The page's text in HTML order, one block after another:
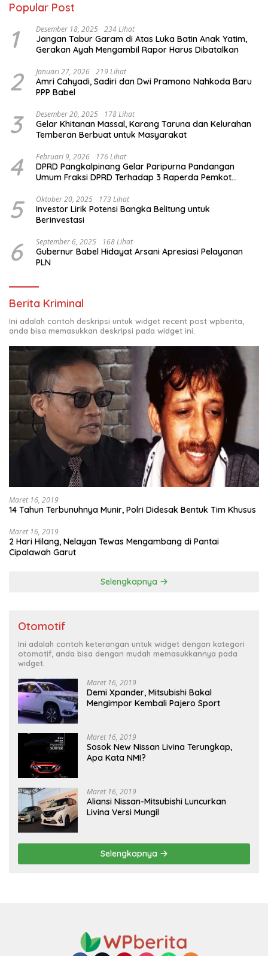
Popular Post
1 Desember 18, 2025 234 Lihat
Jangan Tabur Garam di Atas Luka Batin Anak Yatim,
Gerakan Ayah Mengambil Rapor Harus Dibatalkan
2 Januari 27, 2026 219 Lihat
Amri Cahyadi, Sadiri dan Dwi Pramono Nahkoda Baru
PPP Babel
3 Desember 20, 2025 178 Lihat
Gelar Khitanan Massal, Karang Taruna dan Kelurahan
Temberan Berbuat untuk Masyarakat
4 Februari 9, 2026 176 Lihat
DPRD Pangkalpinang Gelar Paripurna Pandangan
Umum Fraksi DPRD Terhadap 3 Raperda Pemkot
5 Oktober 20, 2025 173 Lihat
Investor Lirik Potensi Bangka Belitung untuk
Berinvestasi
6 September 6, 2025 168 Lihat
Gubernur Babel Hidayat Arsani Apresiasi Pelayanan
PLN
Berita Kriminal
Ini adalah contoh deskripsi untuk widget recent post wpberita,
anda bisa memasukkan deskripsi pada widget ini.
Maret 16, 2019
14 Tahun Terbunuhnya Munir, Polri Didesak Bentuk Tim Khusus
Maret 16, 2019
2 Hari Hilang, Nelayan Tewas Mengambang di Pantai
Cipalawah Garut
Selengkapnya
Otomotif
Ini adalah contoh keterangan untuk widget dengan kategori
otomotif, anda bisa dengan mudah memasukkannya pada
widget.
Maret 16, 2019
Demi Xpander, Mitsubishi Bakal
Mengimpor Kembali Pajero Sport
Maret 16, 2019
Sosok New Nissan Livina Terungkap,
Apa Kata NMI?
Maret 16, 2019
Aliansi Nissan-Mitsubishi Luncurkan
Livina Versi Mungil
Selengkapnya